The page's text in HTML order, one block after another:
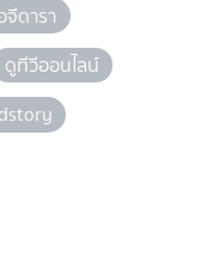
จีดารา
ดูทีวีออนไลน์